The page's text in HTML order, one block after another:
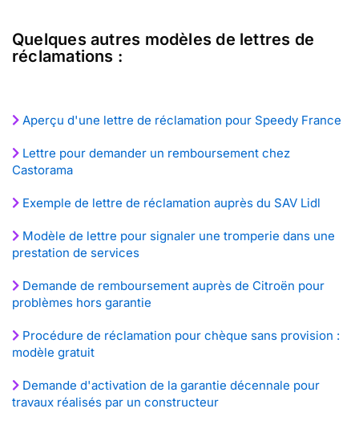
Quelques autres modèles de lettres de
réclamations :
Aperçu d'une lettre de réclamation pour Speedy France
Lettre pour demander un remboursement chez
Castorama
Exemple de lettre de réclamation auprès du SAV Lidl
Modèle de lettre pour signaler une tromperie dans une
prestation de services
Demande de remboursement auprès de Citroën pour
problèmes hors garantie
Procédure de réclamation pour chèque sans provision :
modèle gratuit
Demande d'activation de la garantie décennale pour
travaux réalisés par un constructeur